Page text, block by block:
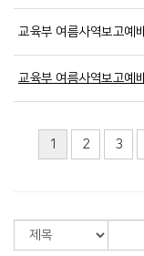
교육부 여름사역보고예
교육부 여름사역보고예
1 2 3